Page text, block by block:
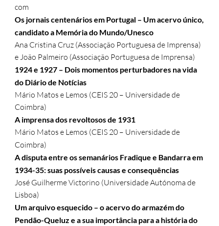
com
Os jornais centenários em Portugal – Um acervo único,
candidato a Memória do Mundo/Unesco
Ana Cristina Cruz (Associação Portuguesa de Imprensa)
e João Palmeiro (Associação Portuguesa de Imprensa)
1924 e 1927 – Dois momentos perturbadores na vida
do Diário de Notícias
Mário Matos e Lemos (CEIS 20 – Universidade de
Coimbra)
A imprensa dos revoltosos de 1931
Mário Matos e Lemos (CEIS 20 – Universidade de
Coimbra)
A disputa entre os semanários Fradique e Bandarra em
1934-35: suas possíveis causas e consequências
José Guilherme Victorino (Universidade Autónoma de
Lisboa)
Um arquivo esquecido – o acervo do armazém do
Pendão-Queluz e a sua importância para a história do